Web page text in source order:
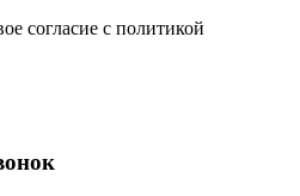
согласие с политикой